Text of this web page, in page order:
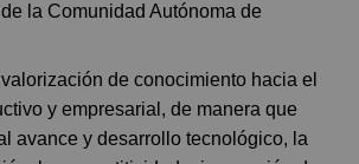
la Comunidad Autónoma de
valorización de conocimiento hacia el
y empresarial, de manera que
avance y desarrollo tecnológico, la